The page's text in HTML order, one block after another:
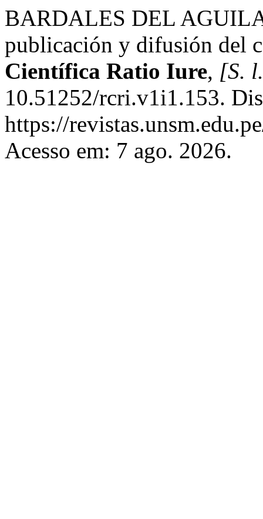
BARDALES DEL
publicación y difusión del
Científica Ratio Iure, [S.
10.51252/rcri.v1i1.153.
https://
Acesso em: 7 ago. 2026.